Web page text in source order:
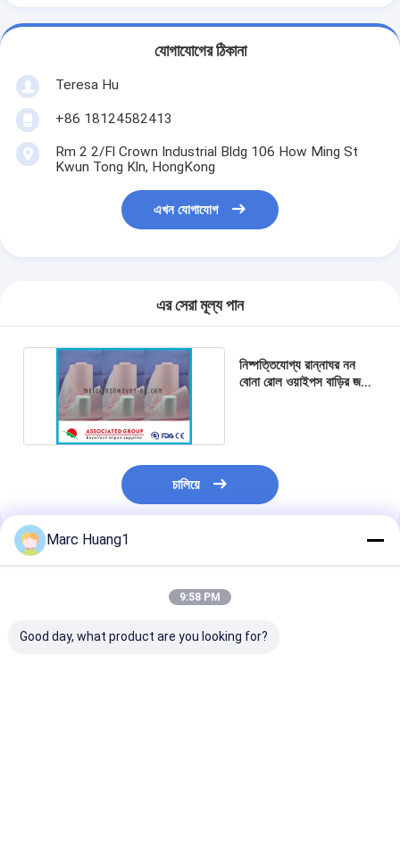
যোগাযোগের ঠিকানা
Teresa Hu
+86 18124582413
Rm 2 2/Fl Crown Industrial Bldg 106 How Ming St
Kwun Tong Kln, HongKong
এখন যোগাযোগ
এর সেরা মূল্য পান
নিষ্পত্তিযোগ্য রান্নাঘর নন
বোনা রোল ওয়াইপস বাড়ির জন্য
চালিয়ে
প্রস্তাবিত পণ্য
Marc Huang1
9:58 PM
Good day, what product are you looking for?